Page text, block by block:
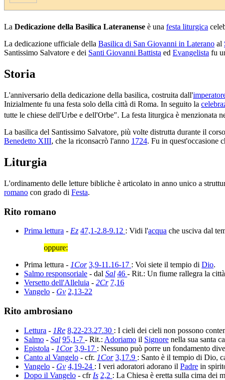
La Dedicazione della Basilica Lateranense è una festa liturgica
La dedicazione ufficiale della Basilica di San Giovanni in Laterano al
Santissimo Salvatore e dei Santi Giovanni Battista ed Evangelista fu
Storia
L'anniversario della dedicazione della basilica, costruita dall'
Inizialmente fu una festa solo della città di Roma. In seguito la
tutte le chiese dell'Urbe e dell'Orbe". La festa liturgica è menzionata
La basilica del Santissimo Salvatore, più volte distrutta durante il
Benedetto XIII, che la riconsacrò l'anno 1724. Fu in quest'occasione
Liturgia
L'ordinamento delle letture bibliche è articolato in anno unico a
romano con grado di Festa.
Rito romano
Prima lettura - Ez 47,1-2.8-9.12 : Vidi l'acqua che usciva dal
oppure:
Prima lettura - 1Cor 3,9-11.16-17 : Voi siete il tempio di Dio.
Salmo responsoriale - dal Sal 46 - Rit.: Un fiume rallegra la
Versetto dell'Alleluia - 2Cr 7,16
Vangelo - Gv 2,13-22
Rito ambrosiano
Lettura - 1Re 8,22-23.27.30 : I cieli dei cieli non possono
Salmo - Sal 95,1-7 - Rit.: Adoriamo il Signore nella sua santa
Epistola - 1Cor 3,9-17 : Nessuno può porre un fondamento
Canto al Vangelo - cfr. 1Cor 3,17.9 : Santo è il tempio di Dio,
Vangelo - Gv 4,19-24 : I veri adoratori adorano il Padre in
Dopo il Vangelo - cfr Is 2,2 : La Chiesa è eretta sulla cima dei